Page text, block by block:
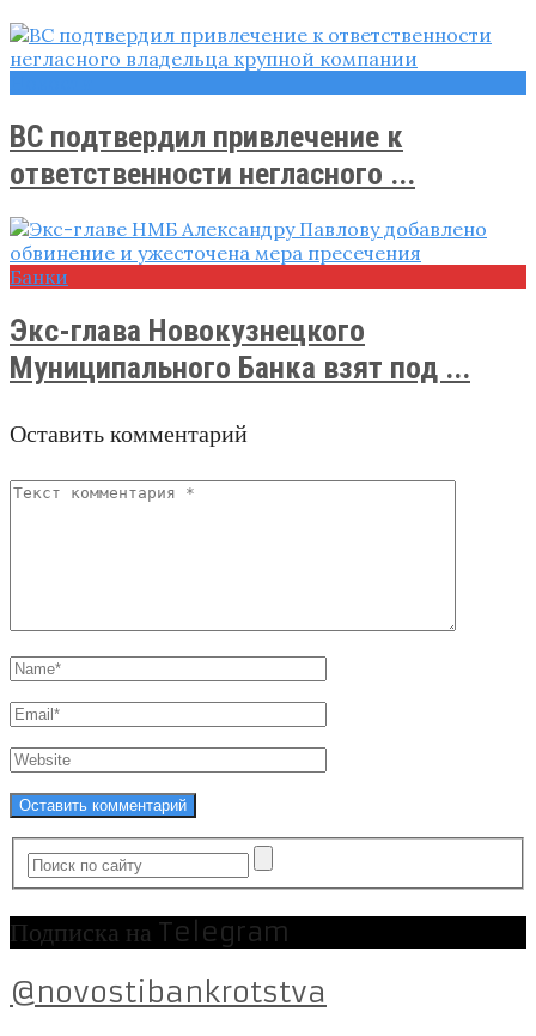
ВС подтвердил привлечение к
ответственности негласного ...
Банки
Экс-глава Новокузнецкого
Муниципального Банка взят под ...
Оставить комментарий
Подписка на Telegram
@novostibankrotstva